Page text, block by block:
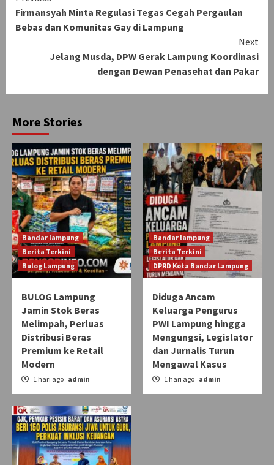
Reading
Firmansyah Minta Regulasi Tegas Cegah Pergaulan
Bebas dan Komunitas Gay di Lampung
Next
Jelang Musda, DPW Gerak Lampung Koordinasi
dengan Dewan Penasehat dan Pakar
More Stories
Bandar lampung
Berita Terkini
Bulog Lampung
BULOG Lampung
Jamin Stok Beras
Melimpah, Perluas
Distribusi Beras
Premium ke Retail
Modern
1 hari ago admin
Bandar lampung
Berita Terkini
DPRD Kota Bandar Lampung
Diduga Ancam
Keluarga Pengurus
PWI Lampung hingga
Mengungsi, Legislator
dan Jurnalis Turun
Mengawal Kasus
1 hari ago admin